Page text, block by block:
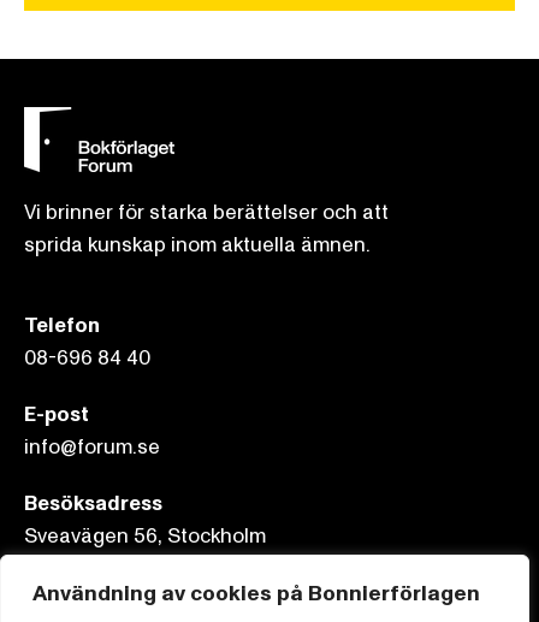
Användning av cookies på Bonnierförlagen
Vi brinner för starka berättelser och att
sprida kunskap inom aktuella ämnen.
Telefon
08-696 84 40
E-post
info@forum.se
Besöksadress
Sveavägen 56, Stockholm
Postadress